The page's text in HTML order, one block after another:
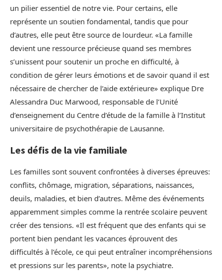
un pilier essentiel de notre vie. Pour certains, elle
représente un soutien fondamental, tandis que pour
d’autres, elle peut être source de lourdeur. «La famille
devient une ressource précieuse quand ses membres
s’unissent pour soutenir un proche en difficulté, à
condition de gérer leurs émotions et de savoir quand il est
nécessaire de chercher de l’aide extérieure» explique Dre
Alessandra Duc Marwood, responsable de l’Unité
d’enseignement du Centre d’étude de la famille à l’Institut
universitaire de psychothérapie de Lausanne.
Les défis de la vie familiale
Les familles sont souvent confrontées à diverses épreuves:
conflits, chômage, migration, séparations, naissances,
deuils, maladies, et bien d’autres. Même des événements
apparemment simples comme la rentrée scolaire peuvent
créer des tensions. «Il est fréquent que des enfants qui se
portent bien pendant les vacances éprouvent des
difficultés à l’école, ce qui peut entraîner incompréhensions
et pressions sur les parents», note la psychiatre.